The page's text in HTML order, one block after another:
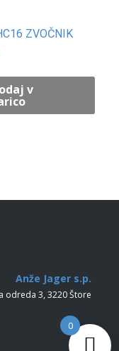
ZVOČNIK
v
Anže Jager s.p.
odreda 3, 3220 Štore
0